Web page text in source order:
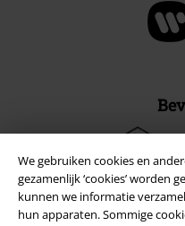
We gebruiken cookies en
gezamenlijk ‘cookies’ worden
kunnen we informatie
hun apparaten. Sommige